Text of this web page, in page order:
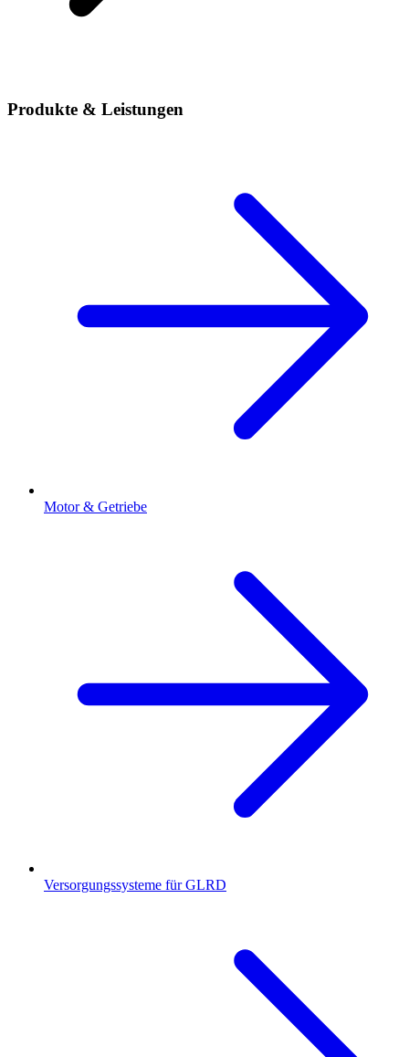
Produkte & Leistungen
Motor & Getriebe
Versorgungssysteme für GLRD